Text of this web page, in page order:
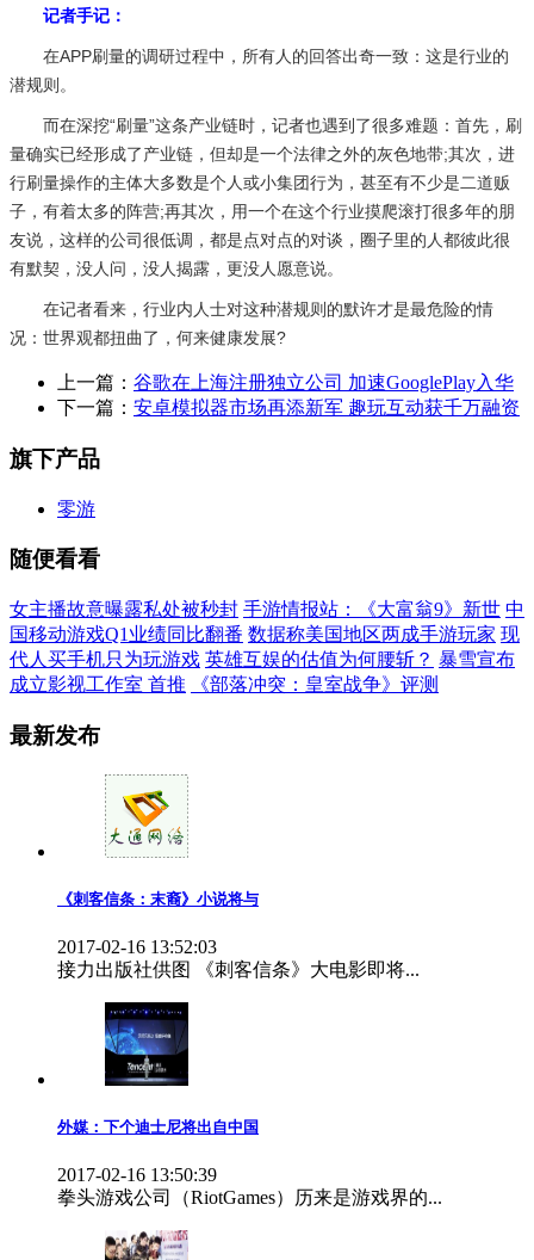
记者手记：
在APP刷量的调研过程中，所有人的回答出奇一致：这是行业的
潜规则。
而在深挖“刷量”这条产业链时，记者也遇到了很多难题：首先，刷
量确实已经形成了产业链，但却是一个法律之外的灰色地带;其次，进
行刷量操作的主体大多数是个人或小集团行为，甚至有不少是二道贩
子，有着太多的阵营;再其次，用一个在这个行业摸爬滚打很多年的朋
友说，这样的公司很低调，都是点对点的对谈，圈子里的人都彼此很
有默契，没人问，没人揭露，更没人愿意说。
在记者看来，行业内人士对这种潜规则的默许才是最危险的情
况：世界观都扭曲了，何来健康发展?
上一篇： 谷歌在上海注册独立公司 加速GooglePlay入华
下一篇： 安卓模拟器市场再添新军 趣玩互动获千万融资
旗下产品
零游
随便看看
女主播故意曝露私处被秒封 手游情报站：《大富翁9》新世 中
国移动游戏Q1业绩同比翻番 数据称美国地区两成手游玩家 现
代人买手机只为玩游戏 英雄互娱的估值为何腰斩？ 暴雪宣布
成立影视工作室 首推
《部落冲突：皇室战争》评测
最新发布
《刺客信条：末裔》小说将与
2017-02-16 13:52:03
接力出版社供图 《刺客信条》大电影即将...
外媒：下个迪士尼将出自中国
2017-02-16 13:50:39
拳头游戏公司（RiotGames）历来是游戏界的...